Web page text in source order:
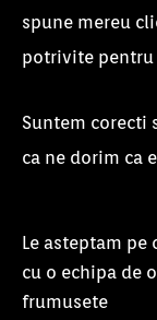
spune mereu
potrivite pentru
Suntem corecti
ca ne dorim ca
Le asteptam
cu o echipa de
frumusete